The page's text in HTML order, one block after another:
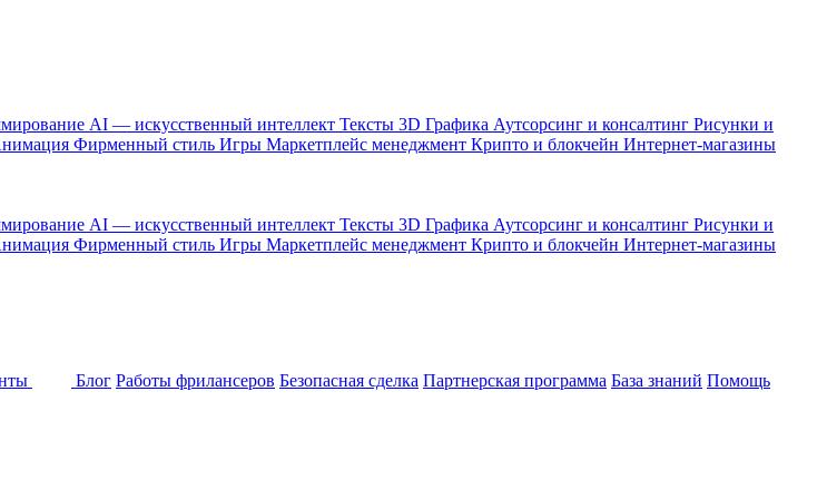
AI — искусственный интеллект Тексты 3D Графика Аутсорсинг и консалтинг Рисунки и
Фирменный стиль Игры Маркетплейс менеджмент Крипто и блокчейн Интернет-магазины
AI — искусственный интеллект Тексты 3D Графика Аутсорсинг и консалтинг Рисунки и
Фирменный стиль Игры Маркетплейс менеджмент Крипто и блокчейн Интернет-магазины
Блог Работы фрилансеров Безопасная сделка Партнерская программа База знаний Помощь